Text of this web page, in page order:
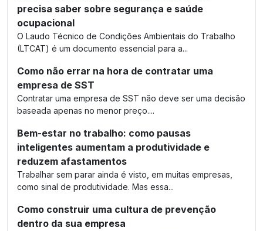
precisa saber sobre segurança e saúde
ocupacional
O Laudo Técnico de Condições Ambientais do Trabalho
(LTCAT) é um documento essencial para a...
Como não errar na hora de contratar uma
empresa de SST
Contratar uma empresa de SST não deve ser uma decisão
baseada apenas no menor preço....
Bem-estar no trabalho: como pausas
inteligentes aumentam a produtividade e
reduzem afastamentos
Trabalhar sem parar ainda é visto, em muitas empresas,
como sinal de produtividade. Mas essa...
Como construir uma cultura de prevenção
dentro da sua empresa